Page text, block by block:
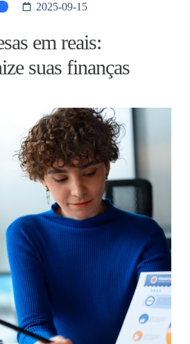
2025-09-15
em reais:
suas finanças